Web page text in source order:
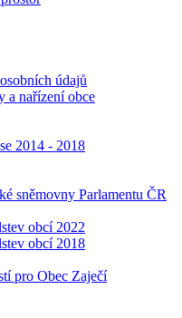
údajů
a nařízení obce
2014 - 2018
sněmovny Parlamentu ČR
obcí 2022
obcí 2018
pro Obec Zaječí